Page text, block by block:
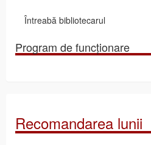
Întreabă bibliotecarul
Program de funcționare
Recomandarea lunii